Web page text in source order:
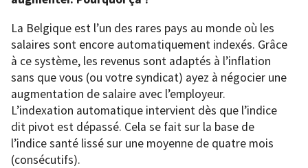
La Belgique est l’un des rares pays au monde où les
salaires sont encore automatiquement indexés. Grâce
à ce système, les revenus sont adaptés à l’inflation
sans que vous (ou votre syndicat) ayez à négocier une
augmentation de salaire avec l’employeur.
L’indexation automatique intervient dès que l’indice
dit pivot est dépassé. Cela se fait sur la base de
l’indice santé lissé sur une moyenne de quatre mois
(consécutifs).